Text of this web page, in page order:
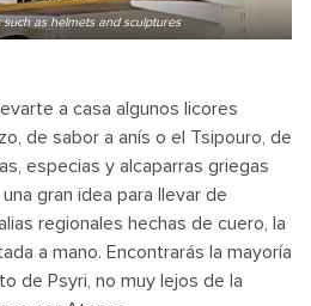
as helmets and sculptures
a casa algunos licores
de sabor a anís o el Tsipouro, de
especias y alcaparras griegas
gran idea para llevar de
regionales hechas de cuero, la
a mano. Encontrarás la mayoría
de Psyri, no muy lejos de la